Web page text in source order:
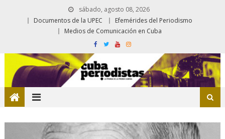
sábado, agosto 08, 2026
Documentos de la UPEC
Efemérides del Periodismo
Medios de Comunicación en Cuba